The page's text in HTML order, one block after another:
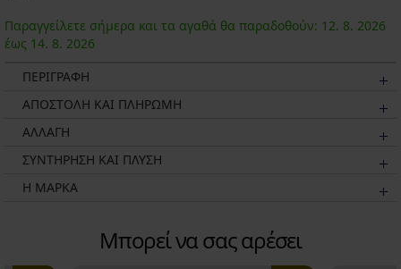
Παραγγείλετε σήμερα και τα αγαθά θα παραδοθούν: 12. 8. 2026
έως 14. 8. 2026
ΠΕΡΙΓΡΑΦΗ
ΑΠΟΣΤΟΛΗ ΚΑΙ ΠΛΗΡΩΜΗ
ΑΛΛΑΓΗ
ΣΥΝΤΗΡΗΣΗ ΚΑΙ ΠΛΥΣΗ
Η ΜΆΡΚΑ
Μπορεί να σας αρέσει